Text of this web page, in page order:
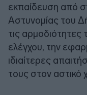
εκπαίδευση από
Αστυνομίας του
τις αρμοδιότητες
ελέγχου, την
ιδιαίτερες
τους στον αστικό